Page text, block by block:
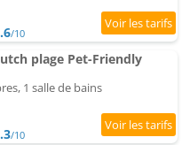
/10
plage Pet-Friendly
1 salle de bains
/10